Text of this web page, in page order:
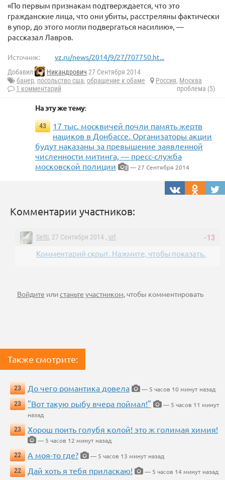
«По первым признакам подтверждается, что это
гражданские лица, что они убиты, расстреляны фактически
в упор, до этого могли подвергаться насилию», —
рассказал Лавров.
Источник: vz.ru/news/2014/9/27/707750.ht...
Добавил Никандрович 27 Сентября 2014
банер, посольство сша, обращение к обаме Россия, Москва
1 комментарий
проблема (5)
На эту же тему:
43
17 тыс. москвичей почли память жертв
нациков в Донбассе. Организаторы акции
будут наказаны за превышение заявленной
численности митинга, — пресс-служба
московской полиции
2 — 27 Сентября 2014
Комментарии участников:
-13
Setti, 27 Сентября 2014 , url
Комментарий скрыт. Нажмите, чтобы показать.
Войдите илистаньте участником, чтобы комментировать
Также смотрите:
23 До чего романтика довела
— 5 часов 10 минут назад
23
"Вот такую рыбу вчера поймал!"
— 5 часов 11 минут
назад
23
Хорош поить голубя колой! это ж голимая химия!
— 5 часов 12 минут назад
22
А моя-то где?
— 5 часов 13 минут назад
22
Дай хоть я тебя приласкаю!
— 5 часов 14 минут назад